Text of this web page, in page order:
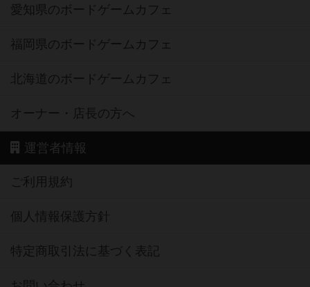
愛知県のボードゲームカフェ
福岡県のボードゲームカフェ
北海道のボードゲームカフェ
オーナー・店長の方へ
運営者情報
ご利用規約
個人情報保護方針
特定商取引法に基づく表記